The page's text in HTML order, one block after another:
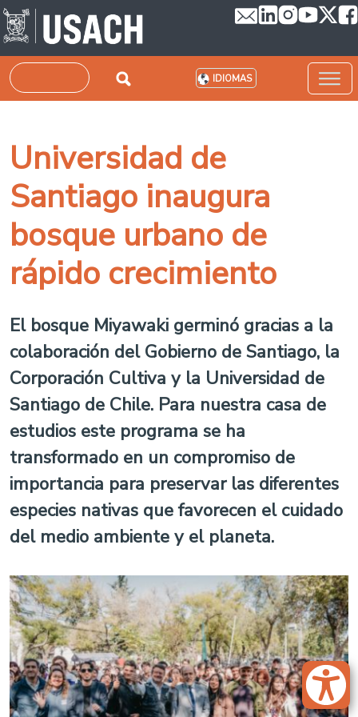
Pasar al contenido principal
Buscar IDIOMAS
Universidad de
Santiago inaugura
bosque urbano de
rápido crecimiento
El bosque Miyawaki germinó gracias a la
colaboración del Gobierno de Santiago, la
Corporación Cultiva y la Universidad de
Santiago de Chile. Para nuestra casa de
estudios este programa se ha
transformado en un compromiso de
importancia para preservar las diferentes
especies nativas que favorecen el cuidado
del medio ambiente y el planeta.